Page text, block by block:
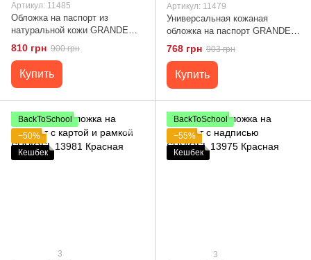
Артикул: 11485
Обложка на паспорт из
натуральной кожи GRANDE
PELLE 11485 Коричневый
810 грн 900 грн
Купить
Артикул: 11479
Универсальная кожаная
обложка на паспорт GRANDE
PELLE 11479 Темно-синий
768 грн 903 грн
Купить
BackToSchool
−50%
Кешбек
3
BackToSchool
−55%
Кешбек
3